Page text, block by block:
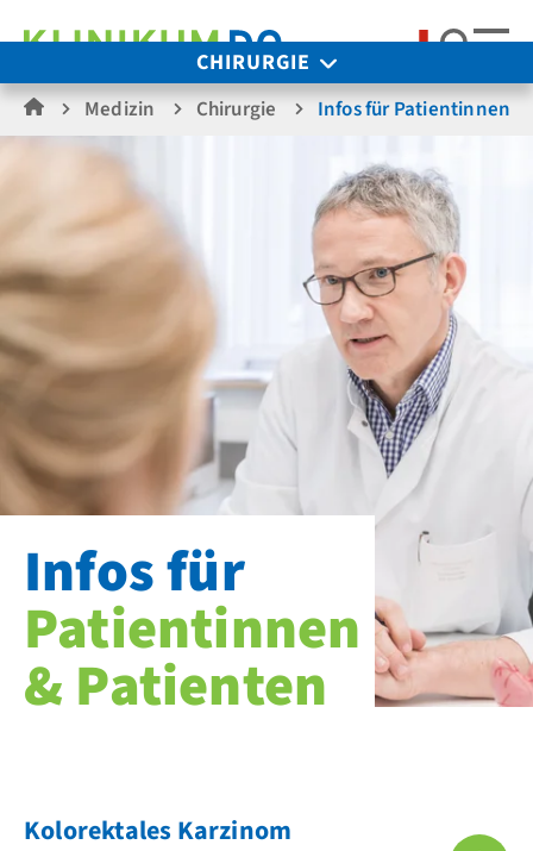
CHIRURGIE
Medizin Chirurgie Infos für Patientinnen
Infos für
Patientinnen
& Patienten
Kolorektales Karzinom